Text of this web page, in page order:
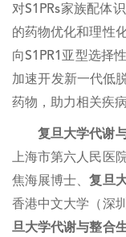
对S1PRs家族配体
的药物优化和理性
向S1PR1亚型选择
加速开发新一代低
药物，助力相关疾
复旦大学代谢
上海市第六人民医
焦海展博士、复旦
香港中文大学（深
旦大学代谢与整合